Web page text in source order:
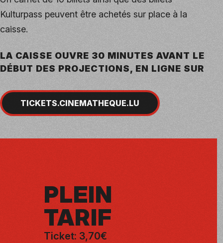
Kulturpass peuvent être achetés sur place à la
caisse.
LA CAISSE OUVRE 30 MINUTES AVANT LE
DÉBUT DES PROJECTIONS, EN LIGNE SUR
TICKETS.CINEMATHEQUE.LU
PLEIN
TARIF
Ticket: 3,70€